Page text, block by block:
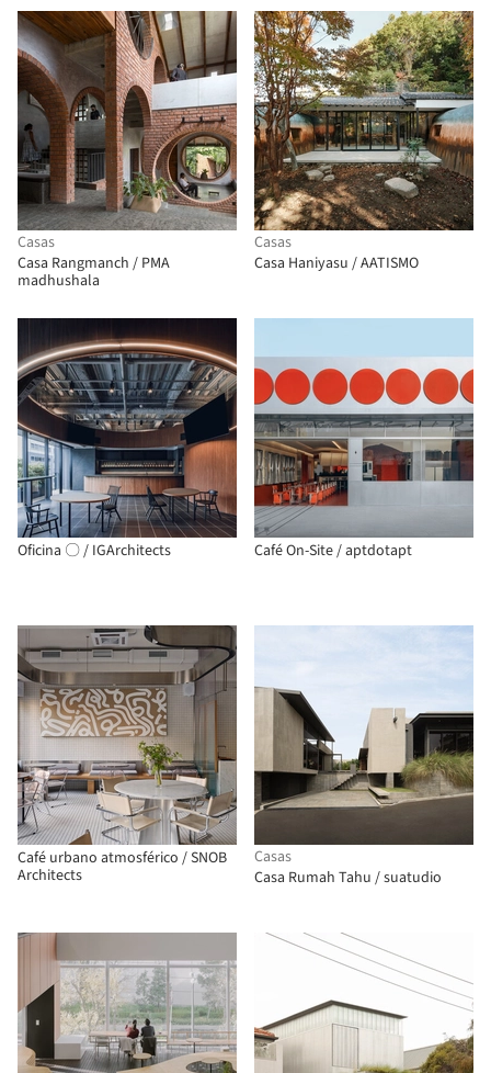
Casas
Casa Rangmanch / PMA
madhushala
Casas
Casa Haniyasu / AATISMO
Oficina 〇 / IGArchitects Café On-Site / aptdotapt
Café urbano atmosférico / SNOB
Architects
Casas
Casa Rumah Tahu / suatudio